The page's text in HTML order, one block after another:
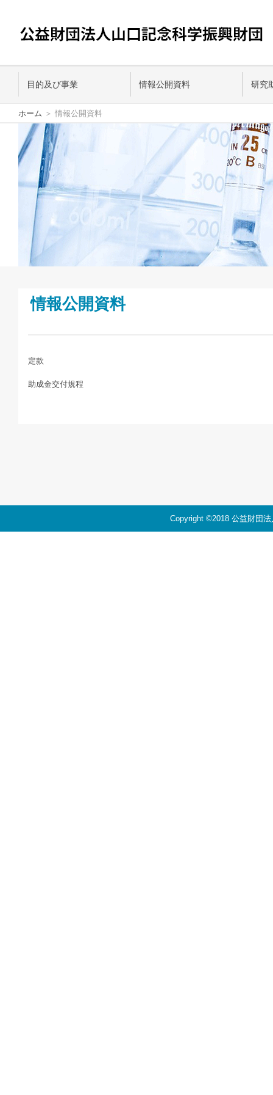
目的及び事業 情報公開資料 研究
ホーム 情報公開資料
情報公開資料
定款
助成金交付規程
Copyright ©2018 公益財団